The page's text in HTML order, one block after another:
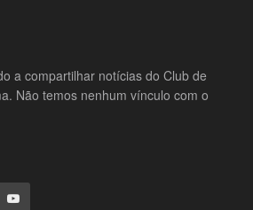
a compartilhar notícias do Club de
Não temos nenhum vínculo com o